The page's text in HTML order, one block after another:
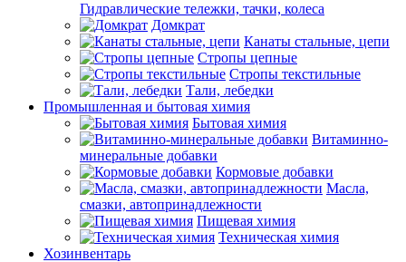
Гидравлические тележки, тачки, колеса
Домкрат
Канаты стальные, цепи
Стропы цепные
Стропы текстильные
Тали, лебедки
Промышленная и бытовая химия
Бытовая химия
Витаминно-
минеральные добавки
Кормовые добавки
Масла,
смазки, автопринадлежности
Пищевая химия
Техническая химия
Хозинвентарь